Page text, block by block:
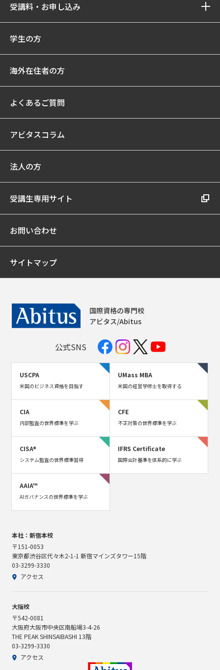
受講料・お申し込み
学生の方
海外在住者の方
よくあるご質問
アビタスコラム
法人の方
受講生専用サイト
お問い合わせ
サイトマップ
国際資格の専門校
アビタス/Abitus
公式SNS
USCPA
米国のビジネス資格を目指す
UMass MBA
米国の経営学修士を取得する
CIA
内部監査の世界標準を学ぶ
CFE
不正対策の世界標準を学ぶ
CISA®
システム監査の世界標準習得
IFRS Certificate
国際会計基準を体系的に学ぶ
AAIA™
AIガバナンスの世界標準を学ぶ
本社：新宿本校
〒151-0053
東京都渋谷区代々木2-1-1 新宿マインズタワー15階
03-3299-3330
アクセス
大阪校
〒542-0081
大阪府大阪市中央区南船場3-4-26
THE PEAK SHINSAIBASHI 13階
03-3299-3330
アクセス